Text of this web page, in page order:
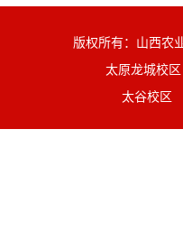
版权所有：山西
太原龙城校
太谷校区